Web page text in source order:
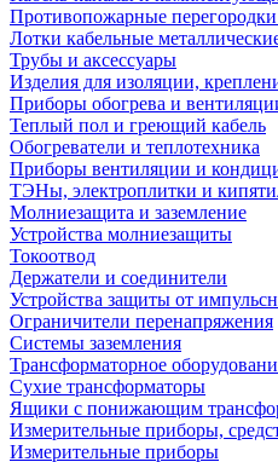
Противопожарные
Лотки кабельные
Трубы и аксессуары
Изделия для изоляции,
Приборы обогрева и
Теплый пол и греющий кабель
Обогреватели и теплотехника
Приборы вентиляции и
ТЭНы, электроплитки и
Молниезащита и заземление
Устройства молниезащиты
Токоотвод
Держатели и соединители
Устройства защиты от
Ограничители перенапряжения
Системы заземления
Трансформаторное
Сухие трансформаторы
Ящики с понижающим
Измерительные приборы,
Измерительные приборы